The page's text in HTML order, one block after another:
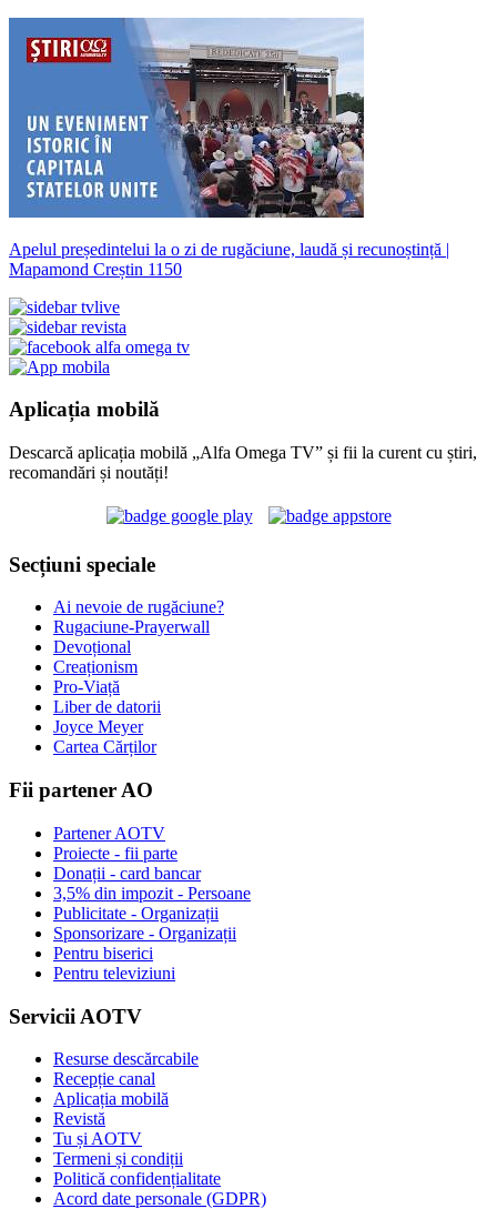
Apelul președintelui la o zi de rugăciune, laudă și recunoștință |
Mapamond Creștin 1150
Aplicația mobilă
Descarcă aplicația mobilă „Alfa Omega TV” și fii la curent cu știri,
recomandări și noutăți!
Secțiuni speciale
Ai nevoie de rugăciune?
Rugaciune-Prayerwall
Devoțional
Creaționism
Pro-Viață
Liber de datorii
Joyce Meyer
Cartea Cărților
Fii partener AO
Partener AOTV
Proiecte - fii parte
Donații - card bancar
3,5% din impozit - Persoane
Publicitate - Organizații
Sponsorizare - Organizații
Pentru biserici
Pentru televiziuni
Servicii AOTV
Resurse descărcabile
Recepție canal
Aplicația mobilă
Revistă
Tu și AOTV
Termeni și condiții
Politică confidențialitate
Acord date personale (GDPR)